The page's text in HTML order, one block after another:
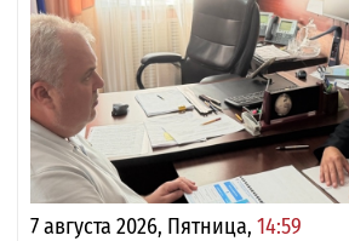
7 августа 2026, Пятница, 14:59